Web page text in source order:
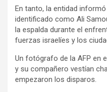
En tanto, la entidad
identificado como Ali
la espalda durante el
fuerzas israelíes y los
Un fotógrafo de la AFP en
y su compañero vestían
empezaron los disparos.